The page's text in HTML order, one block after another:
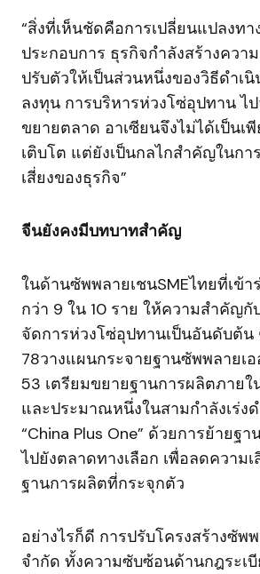
“สิ่งที่เห็นชัดคือการเปลี่ยนแปลงท
ประกอบการ ธุรกิจกำลังสร้างควา
ปรับตัวให้เป็นส่วนหนึ่งของวิธีดำเ
ลงทุน การบริหารห่วงโซ่อุปทาน ไ
ขยายตลาด อาเซียนจึงไม่ได้เป็นเ
เติบโต แต่ยังเป็นกลไกสำคัญในกา
เสี่ยงของธุรกิจ”
จีนยังคงมีบทบาทสำคัญ
ในด้านซัพพลายเชนSMEไทยที่เข้า
กว่า 9 ใน 10 ราย ให้ความสำคัญกั
จัดการห่วงโซ่อุปทานเป็นอันดับต้น
78วางแผนกระจายฐานซัพพลายเ
53 เตรียมขยายฐานการผลิตภาย
และประมาณหนึ่งในสามกำลังเร่ง
“China Plus One” ด้วยการย้ายฐ
ไปยังตลาดทางเลือก เพื่อลดความ
ฐานการผลิตที่กระจุกตัว
อย่างไรก็ดี การปรับโครงสร้างซัพ
จำกัด ทั้งความซับซ้อนด้านกฎระเ